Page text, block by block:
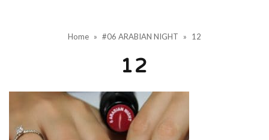
Home » #06 ARABIAN NIGHT » 12
12